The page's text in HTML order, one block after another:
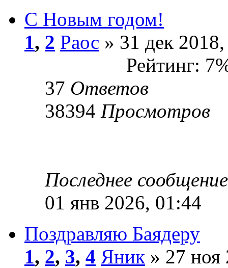
С Новым годом!
1, 2 Раос » 31 дек
Рейтинг:
37 Ответов
38394 Просмотров
Последнее
01 янв 2026, 01:44
Поздравляю Баядеру
1, 2, 3, 4 Яник » 27 ноя